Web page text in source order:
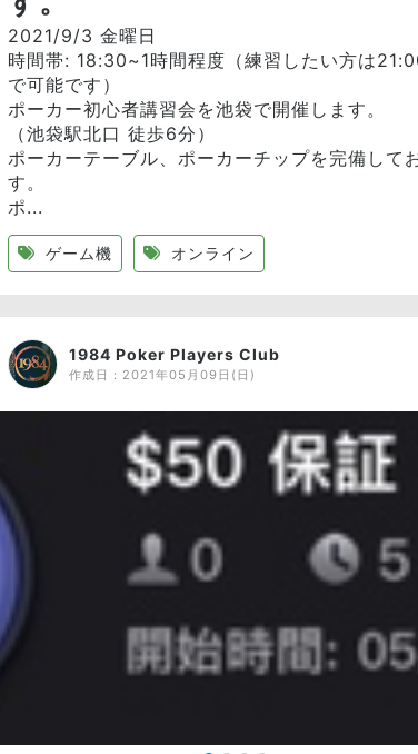
2021/9/3 金曜日
時間帯: 18:30~1時間程度（練習したい方は
で可能です）
ポーカー初心者講習会を池袋で開催します。
（池袋駅北口 徒歩6分）
ポーカーテーブル、ポーカーチップを完備して
す。
ポ...
ゲーム機 オンライン
1984 Poker Players Club
作成日： 2021年05月09日(日)